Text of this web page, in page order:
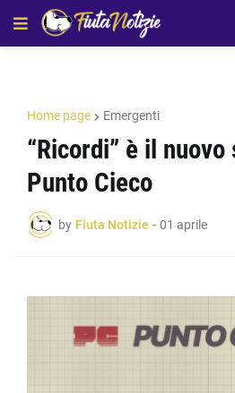
Home page Emergenti
“Ricordi” è il
Punto Cieco
by Fiuta Notizie - 01 aprile